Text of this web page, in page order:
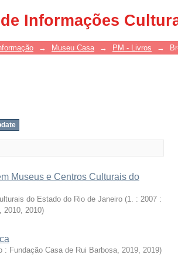
Informações
→ Museu Casa → PM - Livros →
Museus e Centros Culturais do
do Estado do Rio de Janeiro (1. : 2007 :
2010, 2010)
: Fundação Casa de Rui Barbosa, 2019, 2019)